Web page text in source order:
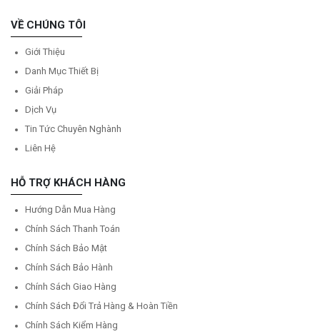
VỀ CHÚNG TÔI
Giới Thiệu
Danh Mục Thiết Bị
Giải Pháp
Dịch Vụ
Tin Tức Chuyên Nghành
Liên Hệ
HỖ TRỢ KHÁCH HÀNG
Hướng Dẫn Mua Hàng
Chính Sách Thanh Toán
Chính Sách Bảo Mật
Chính Sách Bảo Hành
Chính Sách Giao Hàng
Chính Sách Đổi Trả Hàng & Hoàn Tiền
Chính Sách Kiểm Hàng